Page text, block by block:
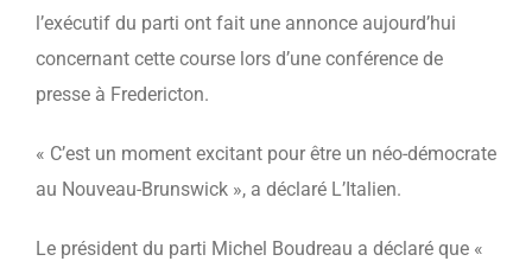
l’exécutif du parti ont fait une annonce aujourd’hui
concernant cette course lors d’une conférence de
presse à Fredericton.
« C’est un moment excitant pour être un néo-démocrate
au Nouveau-Brunswick », a déclaré L’Italien.
Le président du parti Michel Boudreau a déclaré que «